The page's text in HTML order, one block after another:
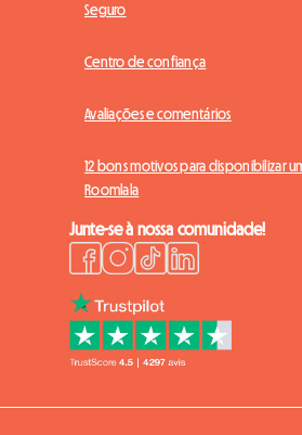
Seguro
Centro de confiança
Avaliações e comentários
12 bons motivos para disponibilizar
Roomlala
Junte-se à nossa comunidade!